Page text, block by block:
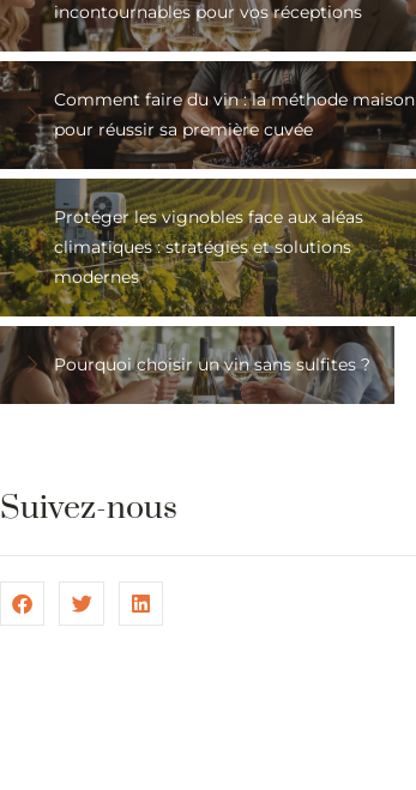
incontournables pour vos réceptions
Comment faire du vin : la méthode maison
pour réussir sa première cuvée
Protéger les vignobles face aux aléas
climatiques : stratégies et solutions
modernes
Pourquoi choisir un vin sans sulfites ?
Suivez-nous